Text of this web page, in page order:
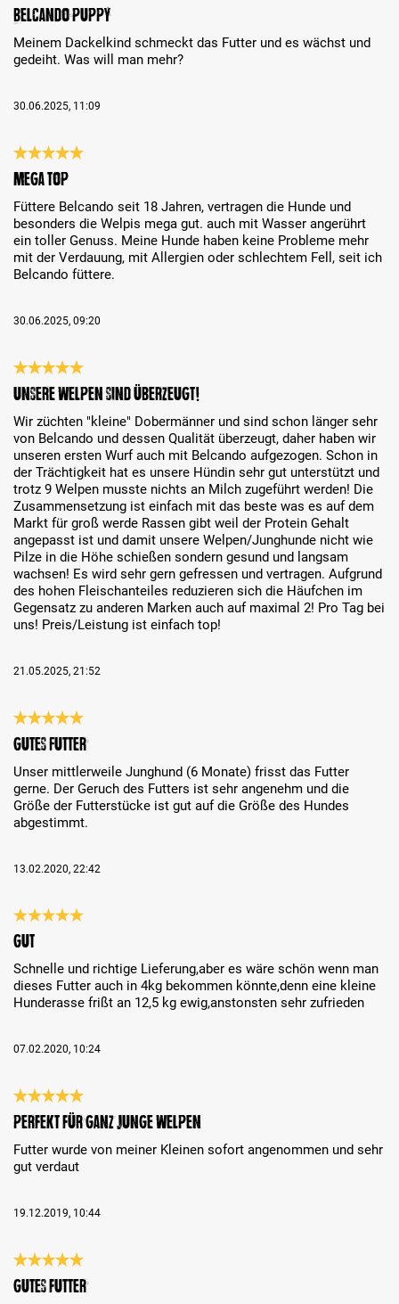
Análise com classificação de 5 de 5 estrelas
Belcando Puppy
Meinem Dackelkind schmeckt das Futter und es wächst und
gedeiht. Was will man mehr?
30.06.2025, 11:09
Análise com classificação de 5 de 5 estrelas
Mega Top
Füttere Belcando seit 18 Jahren, vertragen die Hunde und
besonders die Welpis mega gut. auch mit Wasser angerührt
ein toller Genuss. Meine Hunde haben keine Probleme mehr
mit der Verdauung, mit Allergien oder schlechtem Fell, seit ich
Belcando füttere.
30.06.2025, 09:20
Análise com classificação de 5 de 5 estrelas
Unsere Welpen sind überzeugt!
Wir züchten "kleine" Dobermänner und sind schon länger sehr
von Belcando und dessen Qualität überzeugt, daher haben wir
unseren ersten Wurf auch mit Belcando aufgezogen. Schon in
der Trächtigkeit hat es unsere Hündin sehr gut unterstützt und
trotz 9 Welpen musste nichts an Milch zugeführt werden! Die
Zusammensetzung ist einfach mit das beste was es auf dem
Markt für groß werde Rassen gibt weil der Protein Gehalt
angepasst ist und damit unsere Welpen/Junghunde nicht wie
Pilze in die Höhe schießen sondern gesund und langsam
wachsen! Es wird sehr gern gefressen und vertragen. Aufgrund
des hohen Fleischanteiles reduzieren sich die Häufchen im
Gegensatz zu anderen Marken auch auf maximal 2! Pro Tag bei
uns! Preis/Leistung ist einfach top!
21.05.2025, 21:52
Análise com classificação de 5 de 5 estrelas
Gutes Futter
Unser mittlerweile Junghund (6 Monate) frisst das Futter
gerne. Der Geruch des Futters ist sehr angenehm und die
Größe der Futterstücke ist gut auf die Größe des Hundes
abgestimmt.
13.02.2020, 22:42
Análise com classificação de 5 de 5 estrelas
Gut
Schnelle und richtige Lieferung,aber es wäre schön wenn man
dieses Futter auch in 4kg bekommen könnte,denn eine kleine
Hunderasse frißt an 12,5 kg ewig,anstonsten sehr zufrieden
07.02.2020, 10:24
Análise com classificação de 5 de 5 estrelas
Perfekt für ganz junge Welpen
Futter wurde von meiner Kleinen sofort angenommen und sehr
gut verdaut
19.12.2019, 10:44
Análise com classificação de 5 de 5 estrelas
gutes futter